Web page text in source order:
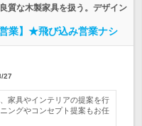
質な木製家具を扱う。デザイン
業】★飛び込み営業ナシ
27
家具やインテリアの提案を行
ングやコンセプト提案もお任